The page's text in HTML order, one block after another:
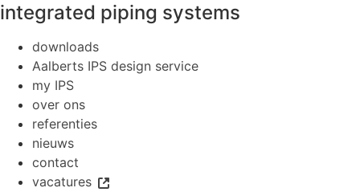
integrated piping systems
downloads
Aalberts IPS design service
my IPS
over ons
referenties
nieuws
contact
vacatures